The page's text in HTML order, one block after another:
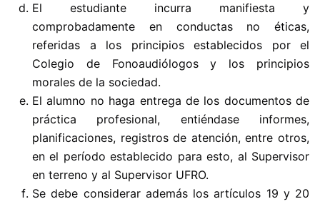
El estudiante incurra manifiesta y
comprobadamente en conductas no éticas,
referidas a los principios establecidos por el
Colegio de Fonoaudiólogos y los principios
morales de la sociedad.
El alumno no haga entrega de los documentos de
práctica profesional, entiéndase informes,
planificaciones, registros de atención, entre otros,
en el período establecido para esto, al Supervisor
en terreno y al Supervisor UFRO.
Se debe considerar además los artículos 19 y 20